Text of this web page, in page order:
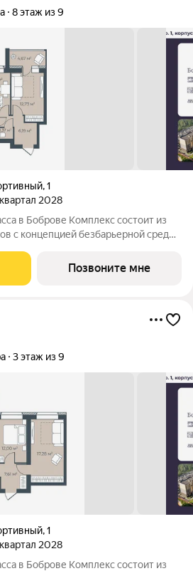
8 этаж из 9
,1
2028
в Боброве Комплекс состоит из
с концепцией безбарьерной среды,
с колясками. Функциональное
Позвоните мне
3 этаж из 9
,1
2028
в Боброве Комплекс состоит из